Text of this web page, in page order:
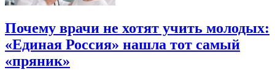
Почему врачи не хотят учить молодых:
«Единая Россия» нашла тот самый
«пряник»